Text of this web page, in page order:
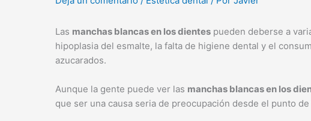
Las manchas blancas en los dientes pueden deberse a
hipoplasia del esmalte, la falta de higiene dental y el
azucarados.
Aunque la gente puede ver las manchas blancas en los
que ser una causa seria de preocupación desde el punto